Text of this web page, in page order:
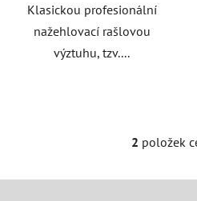
Klasickou profesionální
nažehlovací rašlovou
výztuhu, tzv....
O
l
2 položek
Z